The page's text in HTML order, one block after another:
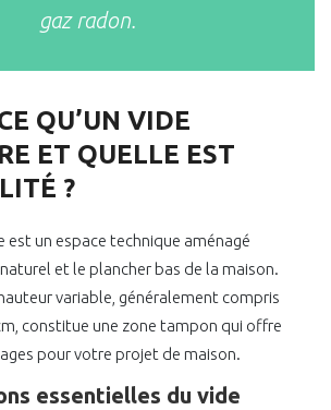
gaz radon.
QU’UN VIDE
ET QUELLE EST
?
est un espace technique aménagé
et le plancher bas de la maison.
variable, généralement compris
constitue une zone tampon qui offre
pour votre projet de maison.
essentielles du vide